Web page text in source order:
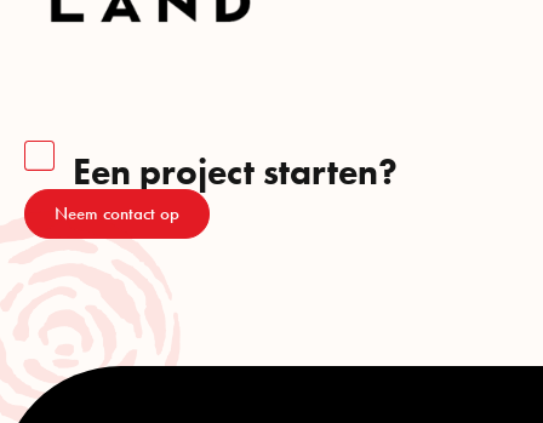
Een project starten?
Neem contact op